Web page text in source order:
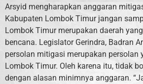
Arsyid mengharapkan anggaran
Kabupaten Lombok Timur jangan
Lombok Timur merupakan daerah
bencana. Legislator Gerindra, Badran
persolan mitigasi merupakan persolan
Lombok Timur. Oleh karena itu, tidak
dengan alasan minimnya anggaran.